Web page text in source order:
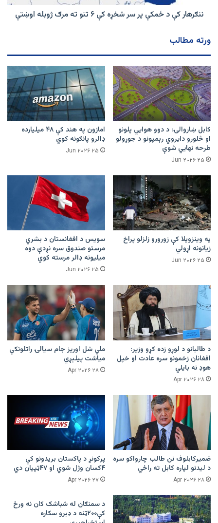
ژوبله
اوښتې
ننګرهار کې د ځمکې پر سر شخړه کې ۶ تنو ته مرګ ژوبله اوښتې
ورته مطالب
کابل ښاروالۍ: د دوو هوايي پلونو
او څلورو دایروي رېمپونو د جوړولو
طرحه نهایي شوې
۲۵ Jun ۲۰۲۶
امازون په هند کې ۴۸ میلیارده
ډالرو پانګونه کوي
۲۵ Jun ۲۰۲۶
په وینزویلا کې زورورو زلزلو پراخ
زیانونه اړولي
۲۵ Jun ۲۰۲۶
سویس د افغانستان د بشري
مرستو صندوق سره نږدې دوه
میلیونه ډالر مرسته کوي
۲۵ Jun ۲۰۲۶
د طالبانو د لوړو زده کړو وزیر:
افغانان زخمونو سره عادت او خپل
هوډ نه بایلي
۲۸ Apr ۲۰۲۶
ملي شل اوریز جام سیالۍ راتلونکې
میاشت پیلېږي
۲۸ Apr ۲۰۲۶
ضمیرکابلوف نن طالب چارواکو سره
د لیدنو لپاره کابل ته راځي
۲۸ Apr ۲۰۲۶
پرکونړ د پاکستان بریدونو کې
۴کسان وژل شوي او ۴۷ټپیان دي
۲۷ Apr ۲۰۲۶
د سمنګان له شباشک کان نه ورځ
کې۲۰۰ټنه د ډبرو سکاره